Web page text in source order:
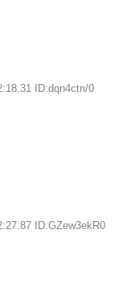
ID:dqn4ctn/0
ID:GZew3ekR0